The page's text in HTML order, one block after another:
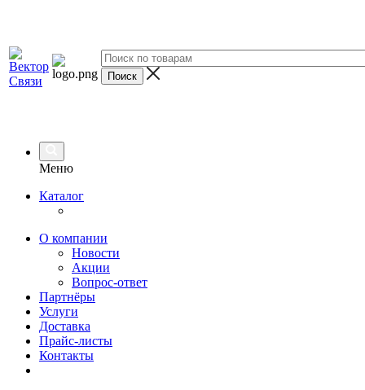
Меню
Каталог
О компании
Новости
Акции
Вопрос-ответ
Партнёры
Услуги
Доставка
Прайс-листы
Контакты